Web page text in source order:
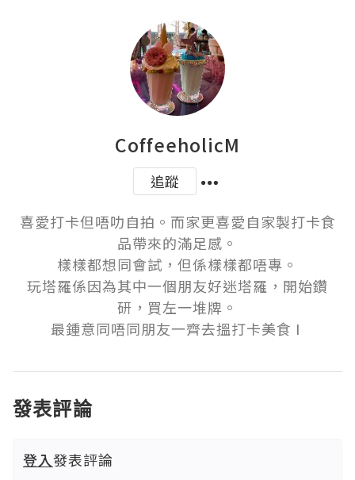
CoffeeholicM
追蹤
喜愛打卡但唔叻自拍。而家更喜愛自家製打卡食
品帶來的滿足感。
樣樣都想同會試，但係樣樣都唔專。
玩塔羅係因為其中一個朋友好迷塔羅，開始鑽
研，買左一堆牌。
最鍾意同唔同朋友一齊去搵打卡美食 I
發表評論
登入發表評論